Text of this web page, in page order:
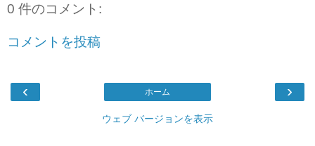
0 件のコメント:
コメントを投稿
‹ ›
ホーム
ウェブ バージョンを表示